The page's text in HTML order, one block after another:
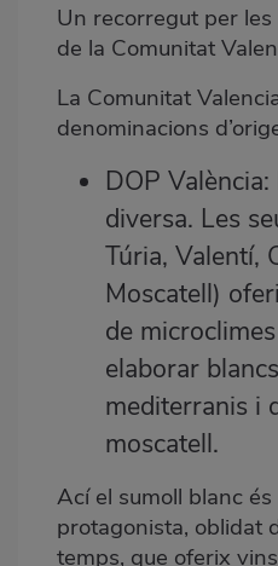
Un recorregut per
de la Comunitat
La Comunitat
denominacions
DOP
diversa. Les
Túria, Valentí,
Moscatell)
de
elaborar
mediterranis i
moscatell.
Ací el sumoll blanc
protagonista, oblidat
temps, que oferix